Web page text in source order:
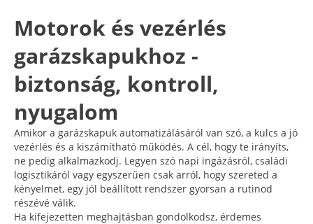
Motorok és vezérlés
garázskapukhoz -
biztonság, kontroll,
nyugalom
Amikor a garázskapuk automatizálásáról van szó, a kulcs a jó
vezérlés és a kiszámítható működés. A cél, hogy te irányíts,
ne pedig alkalmazkodj. Legyen szó napi ingázásról, családi
logisztikáról vagy egyszerűen csak arról, hogy szereted a
kényelmet, egy jól beállított rendszer gyorsan a rutinod
részévé válik.
Ha kifejezetten meghajtásban gondolkodsz, érdemes